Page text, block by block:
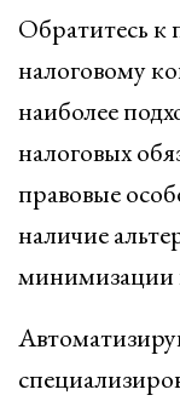
Обратитесь к
налоговому
наиболее
налоговых
правовые
наличие
минимизации